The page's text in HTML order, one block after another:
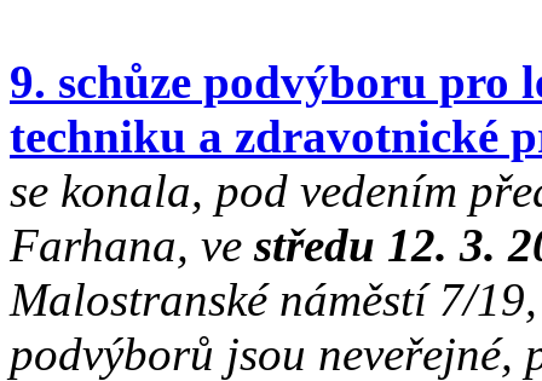
9. schůze podvýboru
techniku a zdravotnické
se konala, pod vedením
Farhana, vestředu 12. 3.
Malostranské náměstí 7/
podvýborů jsou neveřejné,